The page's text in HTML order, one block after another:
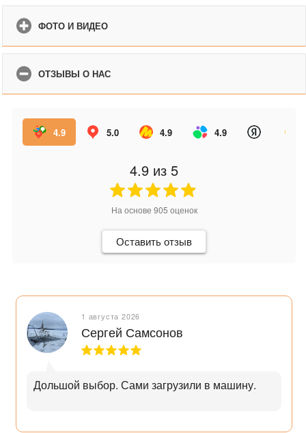
ФОТО И ВИДЕО
ОТЗЫВЫ О НАС
4.9 5.0 4.9 4.9
4.9 из 5
На основе 905 оценок
Оставить отзыв
1 августа 2026
Сергей Самсонов
Дольшой выбор. Сами загрузили в машину.